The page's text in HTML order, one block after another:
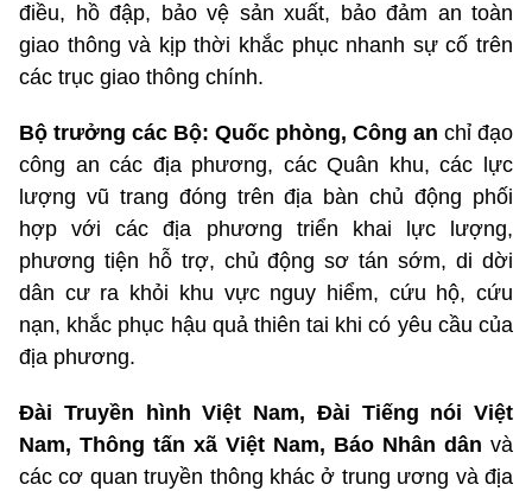
điều, hồ đập, bảo vệ sản xuất, bảo đảm an toàn
giao thông và kịp thời khắc phục nhanh sự cố trên
các trục giao thông chính.
Bộ trưởng các Bộ: Quốc phòng, Công an chỉ đạo
công an các địa phương, các Quân khu, các lực
lượng vũ trang đóng trên địa bàn chủ động phối
hợp với các địa phương triển khai lực lượng,
phương tiện hỗ trợ, chủ động sơ tán sớm, di dời
dân cư ra khỏi khu vực nguy hiểm, cứu hộ, cứu
nạn, khắc phục hậu quả thiên tai khi có yêu cầu của
địa phương.
Đài Truyền hình Việt Nam, Đài Tiếng nói Việt
Nam, Thông tấn xã Việt Nam, Báo Nhân dân và
các cơ quan truyền thông khác ở trung ương và địa